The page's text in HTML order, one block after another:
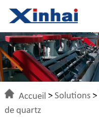
Accueil >Solutions >
de quartz